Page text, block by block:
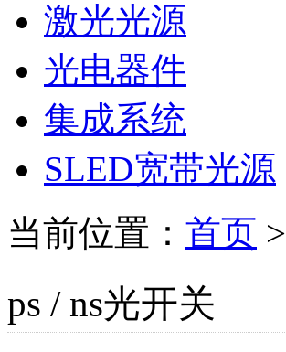
激光光源
光电器件
集成系统
SLED宽带光源
当前位置： 首页 >
ps / ns光开关